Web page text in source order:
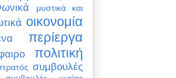
μυστικά και
οικονομία
περίεργα
πολιτική
συμβουλές